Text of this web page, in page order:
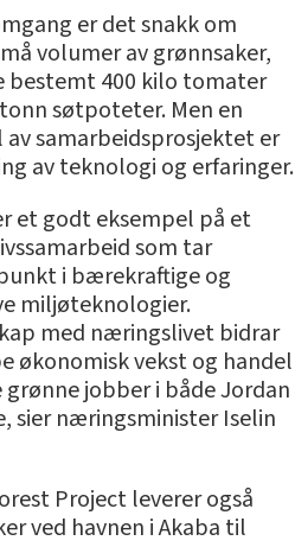
er det snakk om
volumer av grønnsaker,
bestemt 400 kilo tomater
søtpoteter. Men en
samarbeidsprosjektet er
av teknologi og erfaringer.
et godt eksempel på et
som tar
i bærekraftige og
miljøteknologier.
med næringslivet bidrar
økonomisk vekst og handel
grønne jobber i både Jordan
sier næringsminister Iselin
Project leverer også
ved havnen i Akaba til